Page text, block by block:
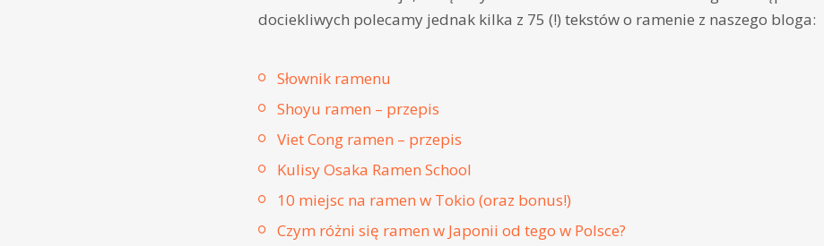
dociekliwych polecamy jednak kilka z 75 (!) tekstów o ramenie z naszego bloga:
Słownik ramenu
Shoyu ramen – przepis
Viet Cong ramen – przepis
Kulisy Osaka Ramen School
10 miejsc na ramen w Tokio (oraz bonus!)
Czym różni się ramen w Japonii od tego w Polsce?